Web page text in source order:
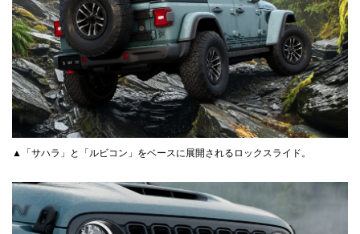
▲「サハラ」と「ルビコン」をベースに展開されるロックスライド。